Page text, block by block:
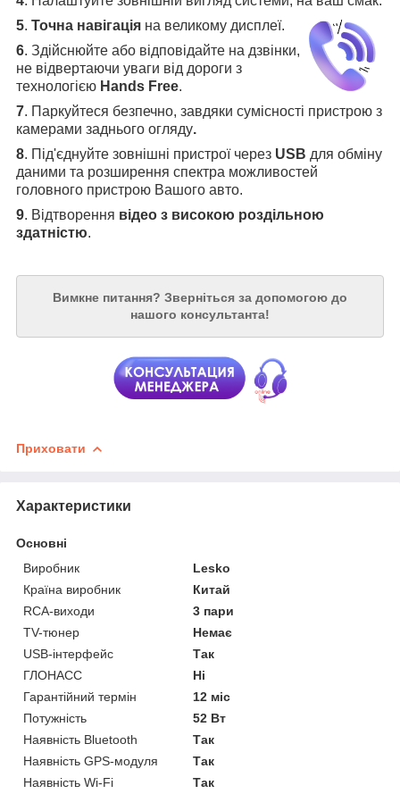
5. Точна навігація на великому дисплеї.
6. Здійснюйте або відповідайте на дзвінки,
не відвертаючи уваги від дороги з
технологією Hands Free.
7. Паркуйтеся безпечно, завдяки сумісності пристрою з
камерами заднього огляду.
8. Під'єднуйте зовнішні пристрої через USB для обміну
даними та розширення спектра можливостей
головного пристрою Вашого авто.
9. Відтворення відео з високою роздільною
здатністю.
Вимкне питання? Зверніться за допомогою до
нашого консультанта!
Приховати
Характеристики
Основні
Виробник
Lesko
Країна виробник
Китай
RCA-виходи
3 пари
TV-тюнер
Немає
USB-інтерфейс
Так
ГЛОНАСС
Ні
Гарантійний термін
12 міс
Потужність
52 Вт
Наявність Bluetooth
Так
Наявність GPS-модуля
Так
Наявність Wi-Fi
Так